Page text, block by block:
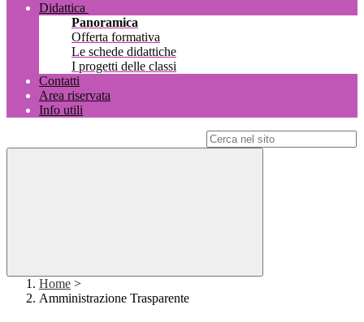
Didattica
Panoramica
Offerta formativa
Le schede didattiche
I progetti delle classi
Contatti
Area riservata
Info utili
Home >
Amministrazione Trasparente